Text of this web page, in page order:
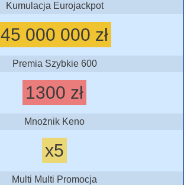
Kumulacja Eurojackpot
45 000 000 zł
Premia Szybkie 600
1300 zł
Mnożnik Keno
x5
Multi Multi Promocja